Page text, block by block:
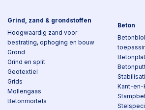
Grind, zand & grondstoffen
Hoogwaardig zand voor
bestrating, ophoging en bouw
Grond
Grind en split
Geotextiel
Grids
Mollengaas
Betonmortels
Beton
Kant-en-